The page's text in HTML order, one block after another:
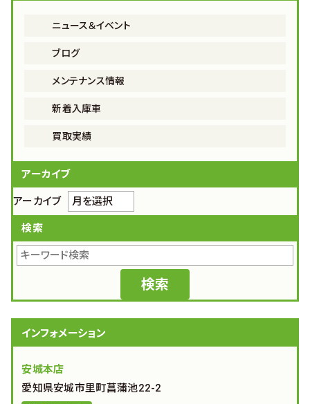
ニュース＆イベント
ブログ
メンテナンス情報
新着入庫車
買取実績
アーカイブ
アーカイブ
検索
インフォメーション
安城本店
愛知県安城市里町菖蒲池22-2